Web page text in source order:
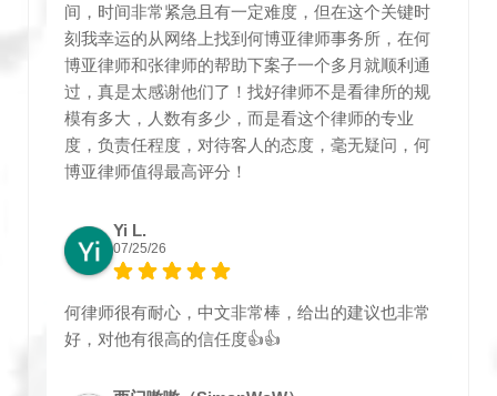
间，时间非常紧急且有一定难度，但在这个关键时
刻我幸运的从网络上找到何博亚律师事务所，在何
博亚律师和张律师的帮助下案子一个多月就顺利通
过，真是太感谢他们了！找好律师不是看律所的规
模有多大，人数有多少，而是看这个律师的专业
度，负责任程度，对待客人的态度，毫无疑问，何
博亚律师值得最高评分！
Yi L.
07/25/26
何律师很有耐心，中文非常棒，给出的建议也非常
好，对他有很高的信任度👍👍